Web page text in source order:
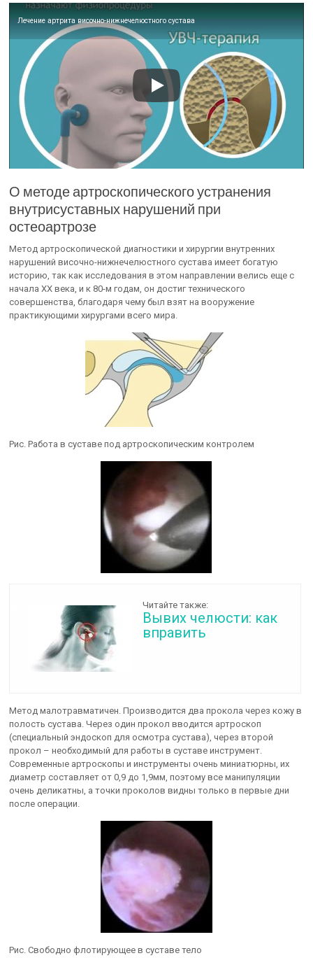
Лечение артрита височно-нижнечелюстного сустава
О методе артроскопического устранения
внутрисуставных нарушений при
остеоартрозе
Метод артроскопической диагностики и хирургии внутренних
нарушений височно-нижнечелюстного сустава имеет богатую
историю, так как исследования в этом направлении велись еще с
начала XX века, и к 80-м годам, он достиг технического
совершенства, благодаря чему был взят на вооружение
практикующими хирургами всего мира.
Рис. Работа в суставе под артроскопическим контролем
Читайте также:
Вывих челюсти: как
вправить
Метод малотравматичен. Производится два прокола через кожу в
полость сустава. Через один прокол вводится артроскоп
(специальный эндоскоп для осмотра сустава), через второй
прокол – необходимый для работы в суставе инструмент.
Современные артроскопы и инструменты очень миниатюрны, их
диаметр составляет от 0,9 до 1,9мм, поэтому все манипуляции
очень деликатны, а точки проколов видны только в первые дни
после операции.
Рис. Свободно флотирующее в суставе тело